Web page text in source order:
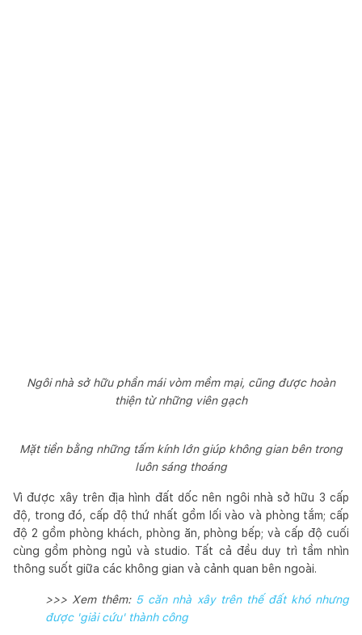
Ngôi nhà sở hữu phần mái vòm mềm mại, cũng được hoàn
thiện từ những viên gạch
Mặt tiền bằng những tấm kính lớn giúp không gian bên trong
luôn sáng thoáng
Vì được xây trên địa hình đất dốc nên ngôi nhà sở hữu 3 cấp
độ, trong đó, cấp độ thứ nhất gồm lối vào và phòng tắm; cấp
độ 2 gồm phòng khách, phòng ăn, phòng bếp; và cấp độ cuối
cùng gồm phòng ngủ và studio. Tất cả đều duy trì tầm nhìn
thông suốt giữa các không gian và cảnh quan bên ngoài.
>>> Xem thêm: 5 căn nhà xây trên thế đất khó nhưng
được 'giải cứu' thành công